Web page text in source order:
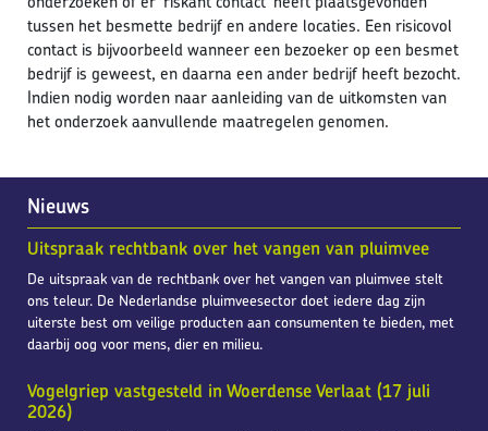
Nieuws
Uitspraak rechtbank over het vangen van pluimvee
De uitspraak van de rechtbank over het vangen van pluimvee stelt
ons teleur. De Nederlandse pluimveesector doet iedere dag zijn
uiterste best om veilige producten aan consumenten te bieden, met
daarbij oog voor mens, dier en milieu.
Vogelgriep vastgesteld in Woerdense Verlaat (17 juli
2026)
tussen het besmette bedrijf en andere locaties. Een risicovol
contact is bijvoorbeeld wanneer een bezoeker op een besmet
bedrijf is geweest, en daarna een ander bedrijf heeft bezocht.
Indien nodig worden naar aanleiding van de uitkomsten van
het onderzoek aanvullende maatregelen genomen.